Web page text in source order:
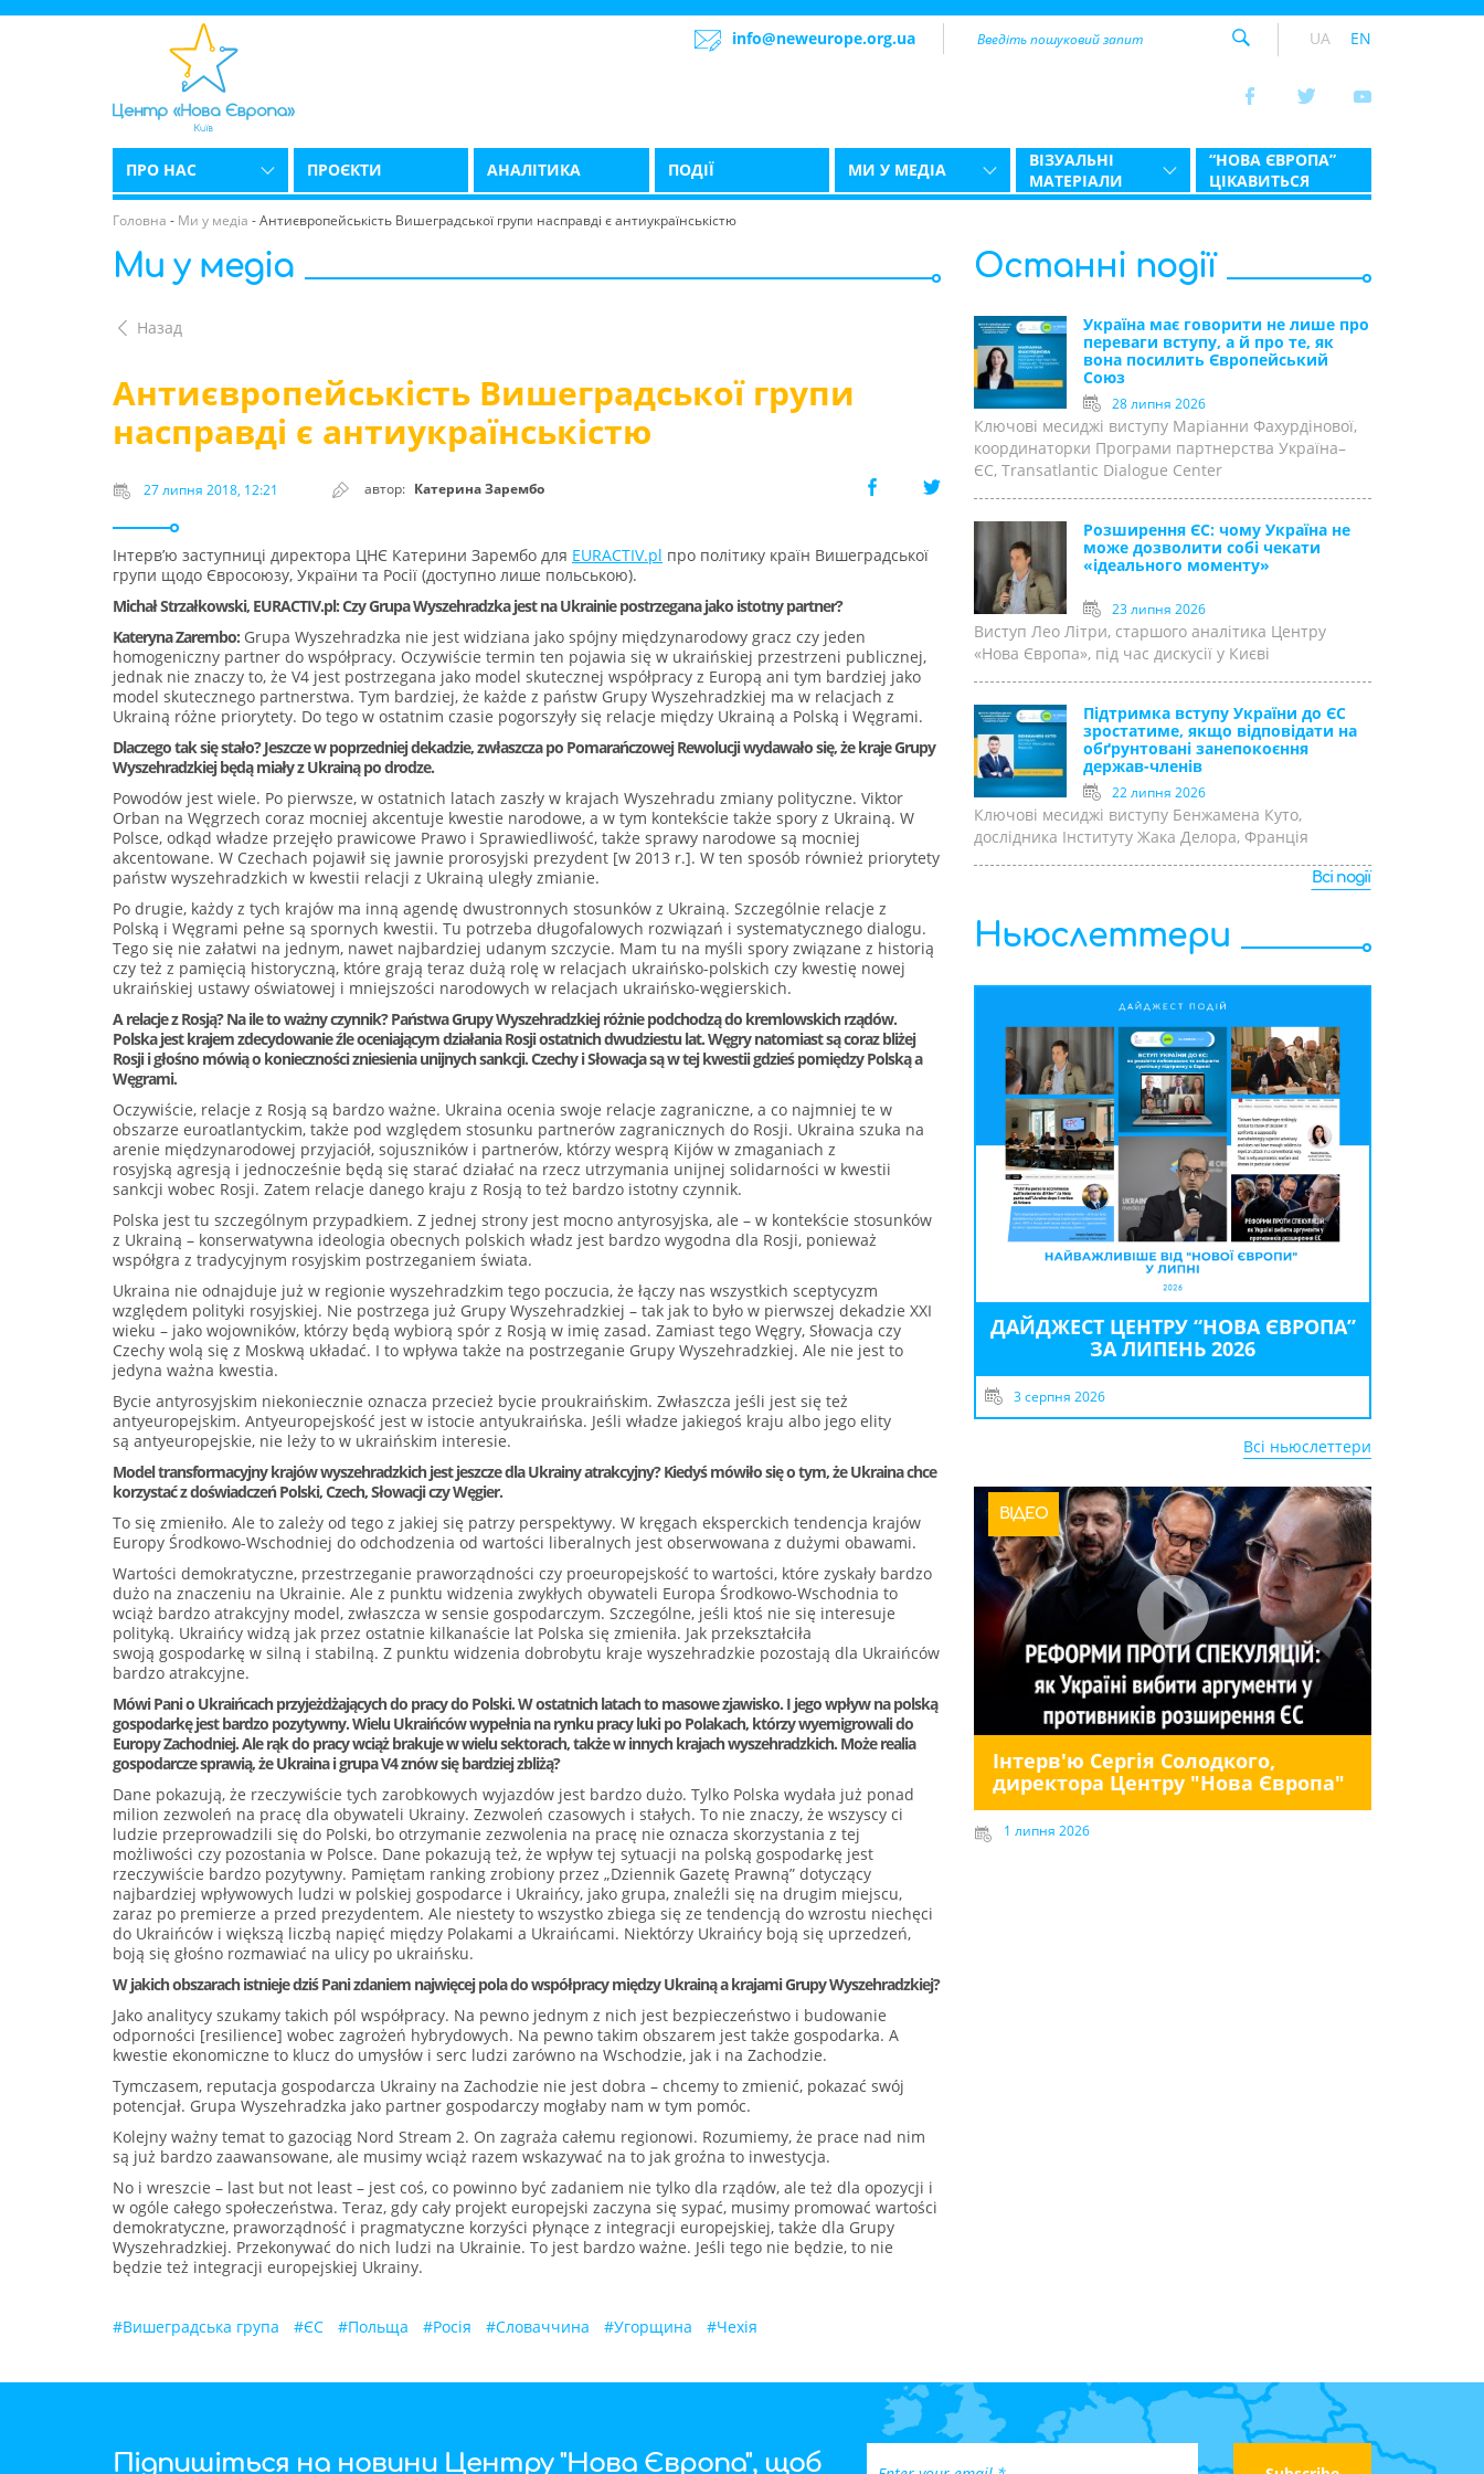
info@neweurope.org.ua UA EN
ПРО НАС ПРОЄКТИ АНАЛІТИКА ПОДІЇ МИ У МЕДІА
ВІЗУАЛЬНІ
МАТЕРІАЛИ
“НОВА ЄВРОПА”
ЦІКАВИТЬСЯ
Головна - Ми у медіа -Антиєвропейськість Вишеградської групи насправді є антиукраїнськістю
Ми у медіа
Назад
Антиєвропейськість Вишеградської групи
насправді є антиукраїнськістю
27 липня 2018, 12:21 автор: Катерина Зарембо
Інтерв’ю заступниці директора ЦНЄ Катерини Зарембо для EURACTIV.pl про політику країн Вишеградської
групи щодо Євросоюзу, України та Росії (доступно лише польською).
Michał Strzałkowski, EURACTIV.pl: Czy Grupa Wyszehradzka jest na Ukrainie postrzegana jako istotny partner?
Kateryna Zarembo: Grupa Wyszehradzka nie jest widziana jako spójny międzynarodowy gracz czy jeden
homogeniczny partner do współpracy. Oczywiście termin ten pojawia się w ukraińskiej przestrzeni publicznej,
jednak nie znaczy to, że V4 jest postrzegana jako model skutecznej współpracy z Europą ani tym bardziej jako
model skutecznego partnerstwa. Tym bardziej, że każde z państw Grupy Wyszehradzkiej ma w relacjach z
Ukrainą różne priorytety. Do tego w ostatnim czasie pogorszyły się relacje między Ukrainą a Polską i Węgrami.
Dlaczego tak się stało? Jeszcze w poprzedniej dekadzie, zwłaszcza po Pomarańczowej Rewolucji wydawało się, że kraje Grupy
Wyszehradzkiej będą miały z Ukrainą po drodze.
Powodów jest wiele. Po pierwsze, w ostatnich latach zaszły w krajach Wyszehradu zmiany polityczne. Viktor
Orban na Węgrzech coraz mocniej akcentuje kwestie narodowe, a w tym kontekście także spory z Ukrainą. W
Polsce, odkąd władze przejęło prawicowe Prawo i Sprawiedliwość, także sprawy narodowe są mocniej
akcentowane. W Czechach pojawił się jawnie prorosyjski prezydent [w 2013 r.]. W ten sposób również priorytety
państw wyszehradzkich w kwestii relacji z Ukrainą uległy zmianie.
Po drugie, każdy z tych krajów ma inną agendę dwustronnych stosunków z Ukrainą. Szczególnie relacje z
Polską i Węgrami pełne są spornych kwestii. Tu potrzeba długofalowych rozwiązań i systematycznego dialogu.
Tego się nie załatwi na jednym, nawet najbardziej udanym szczycie. Mam tu na myśli spory związane z historią
czy też z pamięcią historyczną, które grają teraz dużą rolę w relacjach ukraińsko-polskich czy kwestię nowej
ukraińskiej ustawy oświatowej i mniejszości narodowych w relacjach ukraińsko-węgierskich.
A relacje z Rosją? Na ile to ważny czynnik? Państwa Grupy Wyszehradzkiej różnie podchodzą do kremlowskich rządów.
Polska jest krajem zdecydowanie źle oceniającym działania Rosji ostatnich dwudziestu lat. Węgry natomiast są coraz bliżej
Rosji i głośno mówią o konieczności zniesienia unijnych sankcji. Czechy i Słowacja są w tej kwestii gdzieś pomiędzy Polską a
Węgrami.
Oczywiście, relacje z Rosją są bardzo ważne. Ukraina ocenia swoje relacje zagraniczne, a co najmniej te w
obszarze euroatlantyckim, także pod względem stosunku partnerów zagranicznych do Rosji. Ukraina szuka na
arenie międzynarodowej przyjaciół, sojuszników i partnerów, którzy wesprą Kijów w zmaganiach z
rosyjską agresją i jednocześnie będą się starać działać na rzecz utrzymania unijnej solidarności w kwestii
sankcji wobec Rosji. Zatem relacje danego kraju z Rosją to też bardzo istotny czynnik.
Polska jest tu szczególnym przypadkiem. Z jednej strony jest mocno antyrosyjska, ale – w kontekście stosunków
z Ukrainą – konserwatywna ideologia obecnych polskich władz jest bardzo wygodna dla Rosji, ponieważ
współgra z tradycyjnym rosyjskim postrzeganiem świata.
Ukraina nie odnajduje już w regionie wyszehradzkim tego poczucia, że łączy nas wszystkich sceptycyzm
względem polityki rosyjskiej. Nie postrzega już Grupy Wyszehradzkiej – tak jak to było w pierwszej dekadzie XXI
wieku – jako wojowników, którzy będą wybiorą spór z Rosją w imię zasad. Zamiast tego Węgry, Słowacja czy
Czechy wolą się z Moskwą układać. I to wpływa także na postrzeganie Grupy Wyszehradzkiej. Ale nie jest to
jedyna ważna kwestia.
Bycie antyrosyjskim niekoniecznie oznacza przecież bycie proukraińskim. Zwłaszcza jeśli jest się też
antyeuropejskim. Antyeuropejskość jest w istocie antyukraińska. Jeśli władze jakiegoś kraju albo jego elity
są antyeuropejskie, nie leży to w ukraińskim interesie.
Model transformacyjny krajów wyszehradzkich jest jeszcze dla Ukrainy atrakcyjny? Kiedyś mówiło się o tym, że Ukraina chce
korzystać z doświadczeń Polski, Czech, Słowacji czy Węgier.
To się zmieniło. Ale to zależy od tego z jakiej się patrzy perspektywy. W kręgach eksperckich tendencja krajów
Europy Środkowo-Wschodniej do odchodzenia od wartości liberalnych jest obserwowana z dużymi obawami.
Wartości demokratyczne, przestrzeganie praworządności czy proeuropejskość to wartości, które zyskały bardzo
dużo na znaczeniu na Ukrainie. Ale z punktu widzenia zwykłych obywateli Europa Środkowo-Wschodnia to
wciąż bardzo atrakcyjny model, zwłaszcza w sensie gospodarczym. Szczególne, jeśli ktoś nie się interesuje
polityką. Ukraińcy widzą jak przez ostatnie kilkanaście lat Polska się zmieniła. Jak przekształciła
swoją gospodarkę w silną i stabilną. Z punktu widzenia dobrobytu kraje wyszehradzkie pozostają dla Ukraińców
bardzo atrakcyjne.
Mówi Pani o Ukraińcach przyjeżdżających do pracy do Polski. W ostatnich latach to masowe zjawisko. I jego wpływ na polską
gospodarkę jest bardzo pozytywny. Wielu Ukraińców wypełnia na rynku pracy luki po Polakach, którzy wyemigrowali do
Europy Zachodniej. Ale rąk do pracy wciąż brakuje w wielu sektorach, także w innych krajach wyszehradzkich. Może realia
gospodarcze sprawią, że Ukraina i grupa V4 znów się bardziej zbliżą?
Dane pokazują, że rzeczywiście tych zarobkowych wyjazdów jest bardzo dużo. Tylko Polska wydała już ponad
milion zezwoleń na pracę dla obywateli Ukrainy. Zezwoleń czasowych i stałych. To nie znaczy, że wszyscy ci
ludzie przeprowadzili się do Polski, bo otrzymanie zezwolenia na pracę nie oznacza skorzystania z tej
możliwości czy pozostania w Polsce. Dane pokazują też, że wpływ tej sytuacji na polską gospodarkę jest
rzeczywiście bardzo pozytywny. Pamiętam ranking zrobiony przez „Dziennik Gazetę Prawną” dotyczący
najbardziej wpływowych ludzi w polskiej gospodarce i Ukraińcy, jako grupa, znaleźli się na drugim miejscu,
zaraz po premierze a przed prezydentem. Ale niestety to wszystko zbiega się ze tendencją do wzrostu niechęci
do Ukraińców i większą liczbą napięć między Polakami a Ukraińcami. Niektórzy Ukraińcy boją się uprzedzeń,
boją się głośno rozmawiać na ulicy po ukraińsku.
W jakich obszarach istnieje dziś Pani zdaniem najwięcej pola do współpracy między Ukrainą a krajami Grupy Wyszehradzkiej?
Jako analitycy szukamy takich pól współpracy. Na pewno jednym z nich jest bezpieczeństwo i budowanie
odporności [resilience] wobec zagrożeń hybrydowych. Na pewno takim obszarem jest także gospodarka. A
kwestie ekonomiczne to klucz do umysłów i serc ludzi zarówno na Wschodzie, jak i na Zachodzie.
Tymczasem, reputacja gospodarcza Ukrainy na Zachodzie nie jest dobra – chcemy to zmienić, pokazać swój
potencjał. Grupa Wyszehradzka jako partner gospodarczy mogłaby nam w tym pomóc.
Kolejny ważny temat to gazociąg Nord Stream 2. On zagraża całemu regionowi. Rozumiemy, że prace nad nim
są już bardzo zaawansowane, ale musimy wciąż razem wskazywać na to jak groźna to inwestycja.
No i wreszcie – last but not least – jest coś, co powinno być zadaniem nie tylko dla rządów, ale też dla opozycji i
w ogóle całego społeczeństwa. Teraz, gdy cały projekt europejski zaczyna się sypać, musimy promować wartości
demokratyczne, praworządność i pragmatyczne korzyści płynące z integracji europejskiej, także dla Grupy
Wyszehradzkiej. Przekonywać do nich ludzi na Ukrainie. To jest bardzo ważne. Jeśli tego nie będzie, to nie
będzie też integracji europejskiej Ukrainy.
#Вишеградська група #ЄС #Польща #Росія #Словаччина #Угорщина #Чехія
Останні події
Україна має говорити не лише про
переваги вступу, а й про те, як
вона посилить Європейський
Союз
28 липня 2026
Ключові месиджі виступу Маріанни Фахурдінової,
координаторки Програми партнерства Україна–
ЄС, Transatlantic Dialogue Center
Розширення ЄС: чому Україна не
може дозволити собі чекати
«ідеального моменту»
23 липня 2026
Виступ Лео Літри, старшого аналітика Центру
«Нова Європа», під час дискусії у Києві
Підтримка вступу України до ЄС
зростатиме, якщо відповідати на
обґрунтовані занепокоєння
держав-членів
22 липня 2026
Ключові месиджі виступу Бенжамена Куто,
дослідника Інституту Жака Делора, Франція
Всі події
Ньюслеттери
ДАЙДЖЕСТ ЦЕНТРУ “НОВА ЄВРОПА”
ЗА ЛИПЕНЬ 2026
3 серпня 2026
Всі ньюслеттери
ВІДЕО
Інтерв'ю Сергія Солодкого,
директора Центру "Нова Європа"
1 липня 2026
Підпишіться на новини Центру "Нова Європа", щоб